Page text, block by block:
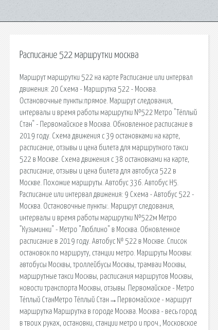
Расписание 522 маршрутки москва
Маршрут маршрутки 522 на карте Расписание или интервал
движения: 20 Схема - Маршрутка 522 - Москва.
Остановочные пункты:прямое. Маршрут следования,
интервалы и время работы маршрутки №522 Метро "Тёплый
Стан" - Первомайское в Москва. Обновленное расписание в
2019 году. Схема движения с 39 остановками на карте,
расписание, отзывы и цена билета для маршрутного такси
522 в Москве. Схема движения с 38 остановками на карте,
расписание, отзывы и цена билета для автобуса 522 в
Москве. Похожие маршруты. Автобус 336. Автобус Н5.
Расписание или интервал движения: 9 Схема - Автобус 522 -
Москва. Остановочные пункты:. Маршрут следования,
интервалы и время работы маршрутки №522м Метро
"Кузьминки" - Метро "Люблино" в Москва. Обновленное
расписание в 2019 году. Автобус № 522 в Москве. Список
остановок по маршруту, станции метро. Маршруты Москвы:
автобусы Москвы, троллейбусы Москвы, трамваи Москвы,
маршрутные такси Москвы, расписания маршрутов Москвы,
новости транспорта Москвы, отзывы. Первомайское - Метро
Тёплый СтанМетро Тёплый Стан‎→Первомайское - маршрут
маршрутка Маршрутка в городе Москва. Москва - весь город
в твоих руках, остановки, станции метро и проч., Московское